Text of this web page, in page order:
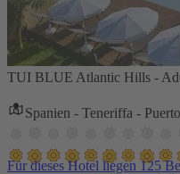
TUI BLUE Atlantic Hills -
Spanien - Teneriffa -
Für dieses Hotel liegen 125